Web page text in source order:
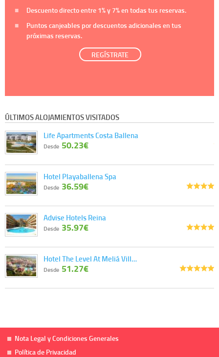
Descuento directo entre 1%y 7%en todas tus reservas.
Puntos canjeables por descuentos adicionales en tus
próximas reservas.
REGÍSTRATE
ÚLTIMOS ALOJAMIENTOS VISITADOS
Life Apartments Costa Ballena
Desde 50.23€
Hotel Playaballena Spa
Desde 36.59€
Advise Hotels Reina
Desde 35.97€
Hotel The Level At Meliá Vill…
Desde 51.27€
Nota Legal y Condiciones Generales
Política de Privacidad